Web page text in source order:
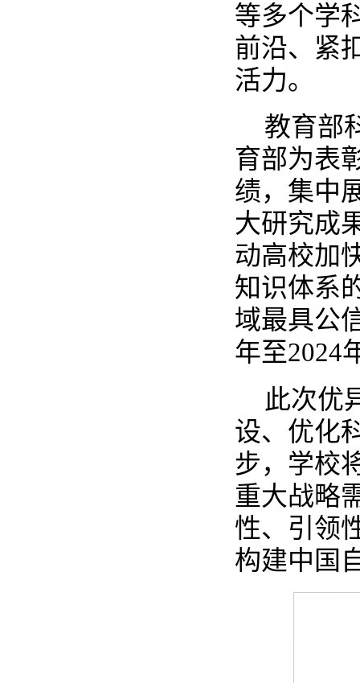
等多个学
前沿、紧
活力。
教育部
育部为表
绩，集中
大研究成
动高校加
知识体系
域最具公
年至2024
此次优
设、优化
步，学校
重大战略
性、引领
构建中国